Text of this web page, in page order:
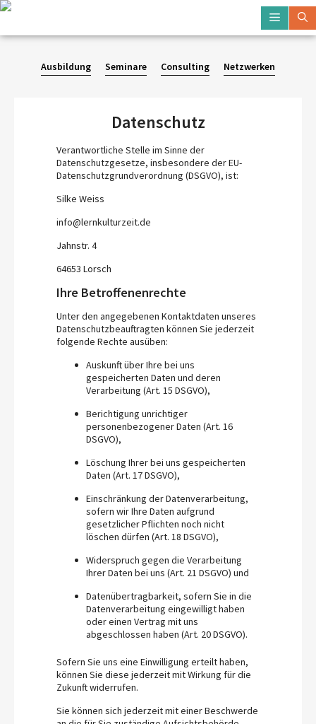
Zum
Menü
Ausbildung Seminare Consulting Netzwerken
Datenschutz
Verantwortliche Stelle im Sinne der
Datenschutzgesetze, insbesondere der EU-
Datenschutzgrundverordnung (DSGVO), ist:
Silke Weiss
info@lernkulturzeit.de
Jahnstr. 4
64653 Lorsch
Ihre Betroffenenrechte
Unter den angegebenen Kontaktdaten unseres
Datenschutzbeauftragten können Sie jederzeit
folgende Rechte ausüben:
Auskunft über Ihre bei uns
gespeicherten Daten und deren
Verarbeitung (Art. 15 DSGVO),
Berichtigung unrichtiger
personenbezogener Daten (Art. 16
DSGVO),
Löschung Ihrer bei uns gespeicherten
Daten (Art. 17 DSGVO),
Einschränkung der Datenverarbeitung,
sofern wir Ihre Daten aufgrund
gesetzlicher Pflichten noch nicht
löschen dürfen (Art. 18 DSGVO),
Widerspruch gegen die Verarbeitung
Ihrer Daten bei uns (Art. 21 DSGVO) und
Datenübertragbarkeit, sofern Sie in die
Datenverarbeitung eingewilligt haben
oder einen Vertrag mit uns
abgeschlossen haben (Art. 20 DSGVO).
Sofern Sie uns eine Einwilligung erteilt haben,
können Sie diese jederzeit mit Wirkung für die
Zukunft widerrufen.
Sie können sich jederzeit mit einer Beschwerde